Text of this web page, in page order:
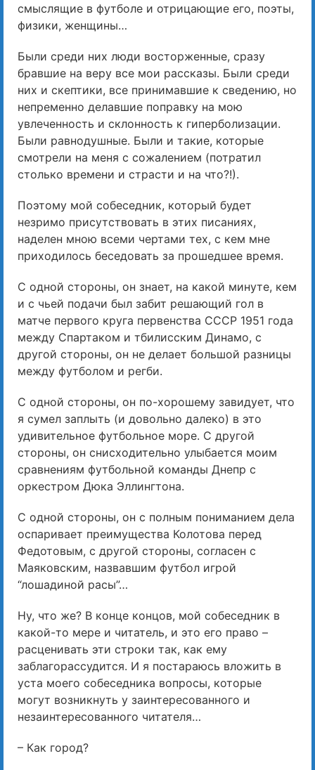
смыслящие в футболе и отрицающие его, поэты,
физики, женщины…
Были среди них люди восторженные, сразу
бравшие на веру все мои рассказы. Были среди
них и скептики, все принимавшие к сведению, но
непременно делавшие поправку на мою
увлеченность и склонность к гиперболизации.
Были равнодушные. Были и такие, которые
смотрели на меня с сожалением (потратил
столько времени и страсти и на что?!).
Поэтому мой собеседник, который будет
незримо присутствовать в этих писаниях,
наделен мною всеми чертами тех, с кем мне
приходилось беседовать за прошедшее время.
С одной стороны, он знает, на какой минуте, кем
и с чьей подачи был забит решающий гол в
матче первого круга первенства СССР 1951 года
между Спартаком и тбилисским Динамо, с
другой стороны, он не делает большой разницы
между футболом и регби.
С одной стороны, он по-хорошему завидует, что
я сумел заплыть (и довольно далеко) в это
удивительное футбольное море. С другой
стороны, он снисходительно улыбается моим
сравнениям футбольной команды Днепр с
оркестром Дюка Эллингтона.
С одной стороны, он с полным пониманием дела
оспаривает преимущества Колотова перед
Федотовым, с другой стороны, согласен с
Маяковским, назвавшим футбол игрой
“лошадиной расы”…
Ну, что же? В конце концов, мой собеседник в
какой-то мере и читатель, и это его право –
расценивать эти строки так, как ему
заблагорассудится. И я постараюсь вложить в
уста моего собеседника вопросы, которые
могут возникнуть у заинтересованного и
незаинтересованного читателя…
– Как город?